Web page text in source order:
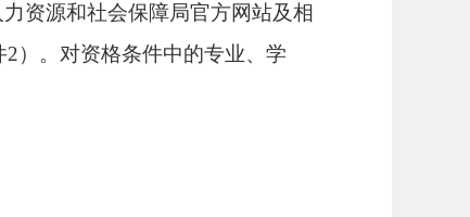
资源和社会保障局官方网站及相
2）。对资格条件中的专业、学